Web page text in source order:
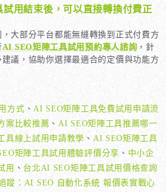
用結束後，可以直接轉換付費正
大部分平台都能無縫轉換到正式付費方
AI SEO矩陣工具試用預約專人諮詢 ，針
議，協助你選擇最適合的定價與功能方
方式 、 AI SEO矩陣工具免費試用申請流
案比較推薦 、 AI SEO矩陣工具推薦哪一
具線上試用申請教學、 AI SEO矩陣工具
矩陣工具試用體驗評價分享 、 中小企
用 、 台北AI SEO矩陣工具試用價格查詢
蹤：AI SEO 自動化系統 報價表實戰心